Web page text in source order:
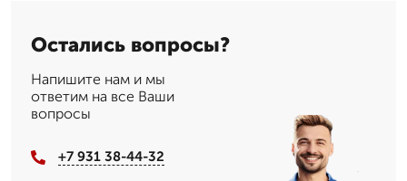
Остались вопросы?
Напишите нам и мы
ответим на все Ваши
вопросы
+7 931 38-44-32